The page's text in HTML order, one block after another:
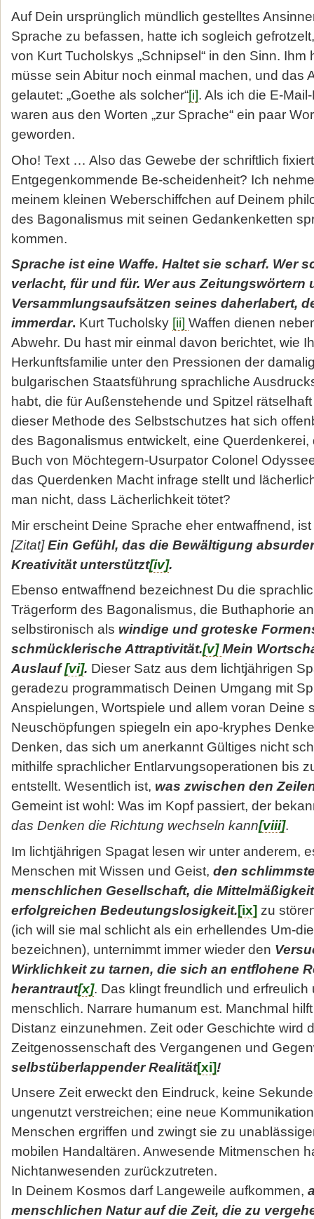
Auf Dein ursprünglich mündlich gestelltes
Sprache zu befassen, hatte ich sogleich
von Kurt Tucholskys „Schnipsel“ in den Sinn. Ihm
müsse sein Abitur noch einmal ma­chen, und das
gelautet: „Goethe als solcher“[i]. Als ich die E-
waren aus den Worten „zur Sprache“ ein paar
geworden.
Oho! Text … Also das Gewebe der schriftlich
Entgegenkommende Be-scheidenheit? Ich
meinem kleinen Weberschiffchen auf Deinem
des Bagonalismus mit seinen Gedankenketten
kommen.
Sprache ist eine Waffe. Haltet sie scharf. Wer
verlacht, für und für. Wer aus Zeitungswörtern
Versammlungsaufsätzen seines daherlabert,
im­merdar. Kurt Tucholsky [ii] Waffen dienen
Abwehr. Du hast mir einmal davon be­richtet, wie
Herkunftsfamilie unter den Pressionen der
bulgarischen Staatsführung sprachliche
habt, die für Außenstehende und Spitzel
dieser Methode des Selbstschutzes hat sich
des Bago­nalismus entwickelt, eine
Buch von Möchtegern-Usurpator Colonel
das Querdenken Macht infrage stellt und
man nicht, dass Lächerlichkeit tötet?
Mir erscheint Deine Sprache eher entwaffnend,
[Zitat]Ein Gefühl, das die Bewältigung
Kreativität unterstützt[iv].
Ebenso entwaffnend bezeichnest Du die
Trägerform des Bagonalismus, die Buthaphorie
selbstironisch als windige und gro­teske
schmücklerische Attraptivität.[v]Mein
Auslauf[vi]. Dieser Satz aus dem lichtjährigen
geradezu programmatisch Deinen Umgang mit
Anspielungen, Wortspiele und allem voran Deine
Neuschöpfungen spiegeln ein apo-kryphes
Denken, das sich um anerkannt Gültiges nicht
mithilfe sprachlicher Entlarvungsoperationen bis
entstellt. Wesentlich ist, was zwischen den
Gemeint ist wohl: Was im Kopf pas­siert, der
das Denken die Richtung wechseln kann[viii].
Im lichtjährigen Spagat lesen wir unter anderem,
Menschen mit Wis­sen und Geist, den
menschlichen Gesellschaft, die
erfolgreichen Bedeutungslosigkeit.[ix] zu
(ich will sie mal schlicht als ein erhellendes Um-
bezeichnen), unternimmt immer wieder den
Wirklichkeit zu tarnen, die sich an entflohene
herantraut[x]. Das klingt freundlich und erfreulich
menschlich. Narrare humanum est. Manchmal
Distanz einzunehmen. Zeit oder Geschichte wird
Zeitgenossenschaft des Vergangenen und
selbstüberlappender Realität[xi]!
Unsere Zeit erweckt den Eindruck, keine
ungenutzt ver­streichen; eine neue
Menschen ergriffen und zwingt sie zu
mobilen Handaltären. Anwesende Mitmen­schen
Nichtanwesenden zurückzutreten.
In Deinem Kosmos darf Langeweile aufkommen,
menschlichen Natur auf die Zeit, die zu